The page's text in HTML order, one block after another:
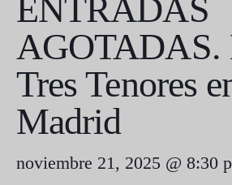
ENTRADAS
AGOTADAS.
Tres Tenores
Madrid
noviembre 21, 2025 @ 8:30